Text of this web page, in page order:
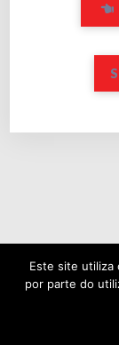
© 2022
Este site utiliza
por parte do